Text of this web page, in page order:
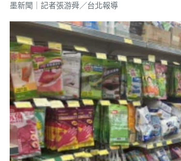
墨新聞 ｜記者張游舜／台北報導